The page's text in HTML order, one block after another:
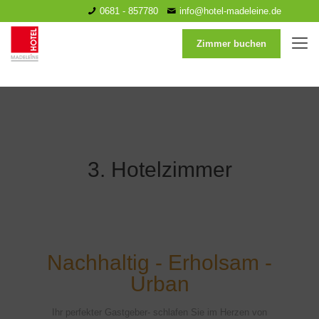
0681 - 857780 info@hotel-madeleine.de
Zimmer buchen
3. Hotelzimmer
Nachhaltig - Erholsam -
Urban
Ihr perfekter Gastgeber- schlafen Sie im Herzen von